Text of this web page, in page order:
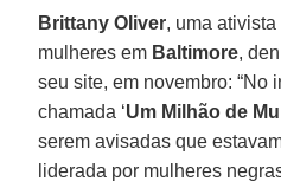
Brittany Oliver, uma
mulheres em Baltimore,
seu site, em novembro: “No
chamada ‘Um Milhão de
serem avisadas que
liderada por mulheres